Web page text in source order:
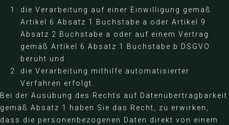
die Verarbeitung auf einer Einwilligung gemäß
Artikel 6 Absatz 1 Buchstabe a oder Artikel 9
Absatz 2 Buchstabe a oder auf einem Vertrag
gemäß Artikel 6 Absatz 1 Buchstabe b DSGVO
beruht und
die Verarbeitung mithilfe automatisierter
Verfahren erfolgt.
Bei der Ausübung des Rechts auf Datenübertragbarkeit
gemäß Absatz 1 haben Sie das Recht, zu erwirken,
dass die personenbezogenen Daten direkt von einem